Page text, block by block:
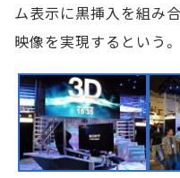
ム表示に黒挿入を組み
映像を実現するという。